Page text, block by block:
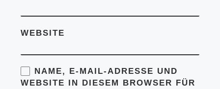
WEBSITE
NAME, E-MAIL-ADRESSE UND
WEBSITE IN DIESEM BROWSER FÜR